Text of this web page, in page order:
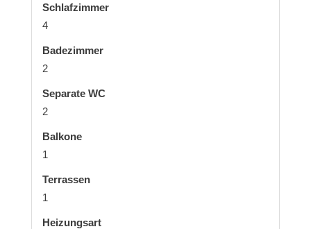
Schlafzimmer
4
Badezimmer
2
Separate WC
2
Balkone
1
Terrassen
1
Heizungsart